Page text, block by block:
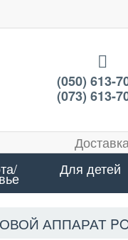
(050) 613-
(073) 613-
Доставка
Для детей
АППАРАТ